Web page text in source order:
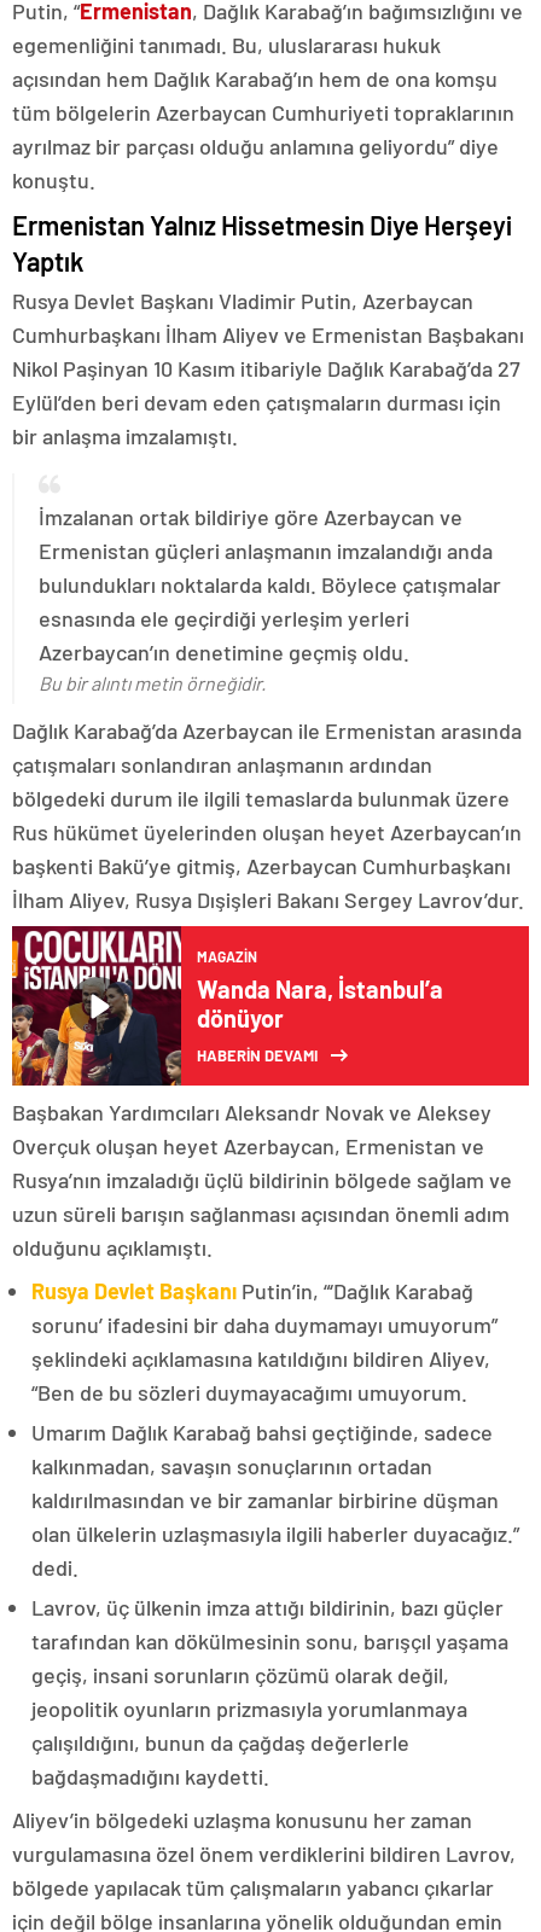
Putin, “Ermenistan, Dağlık Karabağ’ın bağımsızlığını ve
egemenliğini tanımadı. Bu, uluslararası hukuk
açısından hem Dağlık Karabağ’ın hem de ona komşu
tüm bölgelerin Azerbaycan Cumhuriyeti topraklarının
ayrılmaz bir parçası olduğu anlamına geliyordu” diye
konuştu.
Ermenistan Yalnız Hissetmesin Diye Herşeyi
Yaptık
Rusya Devlet Başkanı Vladimir Putin, Azerbaycan
Cumhurbaşkanı İlham Aliyev ve Ermenistan Başbakanı
Nikol Paşinyan 10 Kasım itibariyle Dağlık Karabağ’da 27
Eylül’den beri devam eden çatışmaların durması için
bir anlaşma imzalamıştı.
İmzalanan ortak bildiriye göre Azerbaycan ve
Ermenistan güçleri anlaşmanın imzalandığı anda
bulundukları noktalarda kaldı. Böylece çatışmalar
esnasında ele geçirdiği yerleşim yerleri
Azerbaycan’ın denetimine geçmiş oldu.
Bu bir alıntı metin örneğidir.
Dağlık Karabağ’da Azerbaycan ile Ermenistan arasında
çatışmaları sonlandıran anlaşmanın ardından
bölgedeki durum ile ilgili temaslarda bulunmak üzere
Rus hükümet üyelerinden oluşan heyet Azerbaycan’ın
başkenti Bakü’ye gitmiş, Azerbaycan Cumhurbaşkanı
İlham Aliyev, Rusya Dışişleri Bakanı Sergey Lavrov’dur.
MAGAZIN
Wanda Nara, İstanbul’a
dönüyor
HABERİN DEVAMI
Başbakan Yardımcıları Aleksandr Novak ve Aleksey
Overçuk oluşan heyet Azerbaycan, Ermenistan ve
Rusya’nın imzaladığı üçlü bildirinin bölgede sağlam ve
uzun süreli barışın sağlanması açısından önemli adım
olduğunu açıklamıştı.
Rusya Devlet Başkanı Putin’in, “‘Dağlık Karabağ
sorunu’ ifadesini bir daha duymamayı umuyorum”
şeklindeki açıklamasına katıldığını bildiren Aliyev,
“Ben de bu sözleri duymayacağımı umuyorum.
Umarım Dağlık Karabağ bahsi geçtiğinde, sadece
kalkınmadan, savaşın sonuçlarının ortadan
kaldırılmasından ve bir zamanlar birbirine düşman
olan ülkelerin uzlaşmasıyla ilgili haberler duyacağız.”
dedi.
Lavrov, üç ülkenin imza attığı bildirinin, bazı güçler
tarafından kan dökülmesinin sonu, barışçıl yaşama
geçiş, insani sorunların çözümü olarak değil,
jeopolitik oyunların prizmasıyla yorumlanmaya
çalışıldığını, bunun da çağdaş değerlerle
bağdaşmadığını kaydetti.
Aliyev’in bölgedeki uzlaşma konusunu her zaman
vurgulamasına özel önem verdiklerini bildiren Lavrov,
bölgede yapılacak tüm çalışmaların yabancı çıkarlar
için değil bölge insanlarına yönelik olduğundan emin